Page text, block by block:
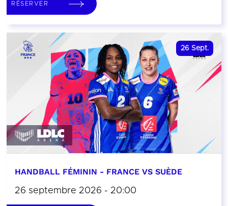
RÉSERVER
26 Sept.
HANDBALL FÉMININ - FRANCE VS SUÈDE
26 septembre 2026 - 20:00